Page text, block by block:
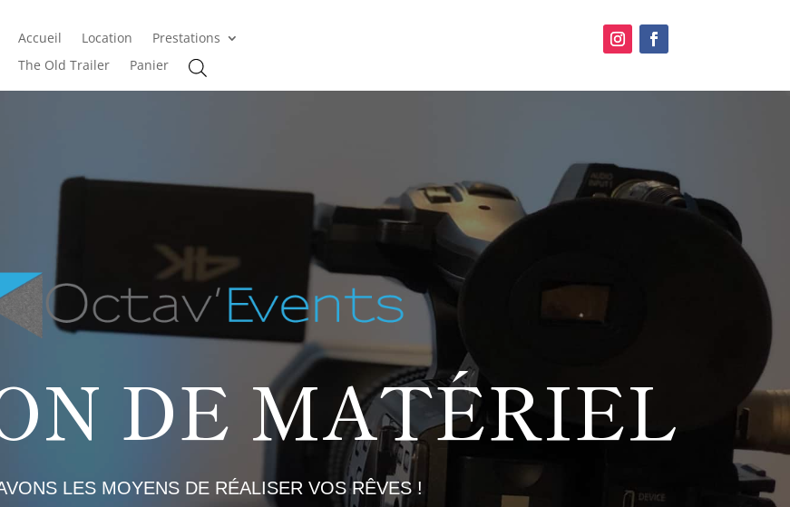
Accueil Location
Prestations
The Old Trailer
Panier
DE MATÉRIEL
LES MOYENS DE RÉALISER VOS RÊVES !